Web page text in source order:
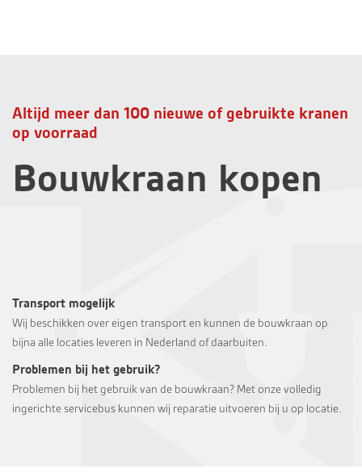
Altijd meer dan 100 nieuwe of gebruikte kranen
op voorraad
Bouwkraan kopen
Transport mogelijk
Wij beschikken over eigen transport en kunnen de bouwkraan op
bijna alle locaties leveren in Nederland of daarbuiten.
Problemen bij het gebruik?
Problemen bij het gebruik van de bouwkraan? Met onze volledig
ingerichte servicebus kunnen wij reparatie uitvoeren bij u op locatie.